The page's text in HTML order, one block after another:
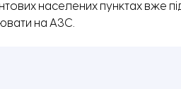
населених пунктах вже
на АЗС.